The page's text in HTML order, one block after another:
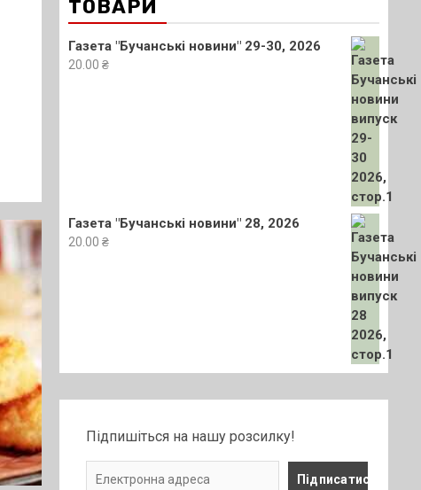
ТОВАРИ
Газета "Бучанські новини" 29-30, 2026
20.00 ₴
Газета "Бучанські новини" 28, 2026
20.00 ₴
Підпишіться на нашу розсилку!